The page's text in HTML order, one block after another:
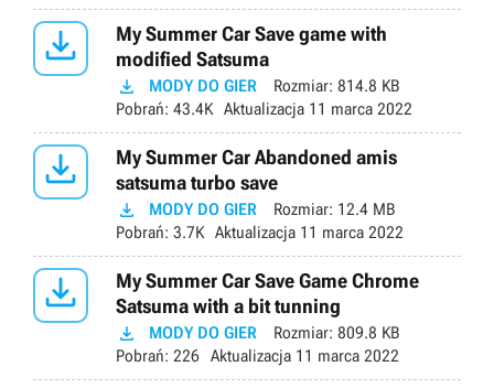

My Summer Car Save game with
modified Satsuma
 MODY DO GIER Rozmiar: 814.8 KB
Pobrań: 43.4K Aktualizacja 11 marca 2022

My Summer Car Abandoned amis
satsuma turbo save
 MODY DO GIER Rozmiar: 12.4 MB
Pobrań: 3.7K Aktualizacja 11 marca 2022

My Summer Car Save Game Chrome
Satsuma with a bit tunning
 MODY DO GIER Rozmiar: 809.8 KB
Pobrań: 226 Aktualizacja 11 marca 2022